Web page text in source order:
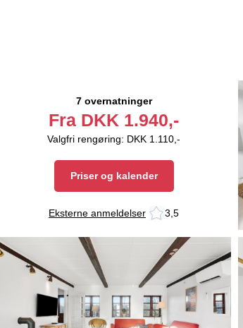
7 overnatninger
Fra DKK 1.940,-
Valgfri rengøring: DKK 1.110,-
Priser og kalender
Eksterne anmeldelser 3,5